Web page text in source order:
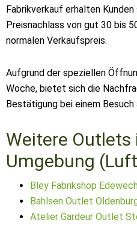
Fabrikverkauf erhalten
Preisnachlass von gut 30 bis
normalen Verkaufspreis.
Aufgrund der speziellen
Woche, bietet sich die
Bestätigung bei einem Besuch
Weitere Outlets
Umgebung
Bley Fabrikshop
Bahlsen Outlet
Atelier Gardeur Outlet